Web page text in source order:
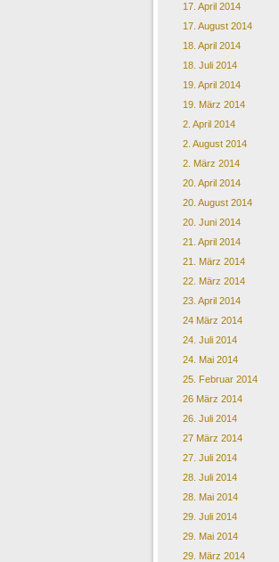
17. April 2014
17. August 2014
18. April 2014
18. Juli 2014
19. April 2014
19. März 2014
2. April 2014
2. August 2014
2. März 2014
20. April 2014
20. August 2014
20. Juni 2014
21. April 2014
21. März 2014
22. März 2014
23. April 2014
24 März 2014
24. Juli 2014
24. Mai 2014
25. Februar 2014
26 März 2014
26. Juli 2014
27 März 2014
27. Juli 2014
28. Juli 2014
28. Mai 2014
29. Juli 2014
29. Mai 2014
29. März 2014